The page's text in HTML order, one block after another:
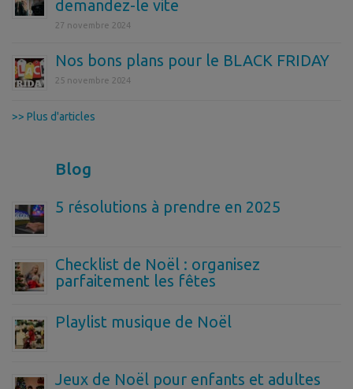
demandez-le vite
27 novembre 2024
Nos bons plans pour le BLACK FRIDAY
25 novembre 2024
>> Plus d'articles
Blog
5 résolutions à prendre en 2025
Checklist de Noël : organisez
parfaitement les fêtes
Playlist musique de Noël
Jeux de Noël pour enfants et adultes